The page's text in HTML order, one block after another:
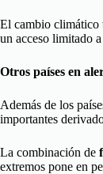
El cambio climático
un acceso limitado
Otros países en
Además de los
importantes
La combinación de
extremos pone en